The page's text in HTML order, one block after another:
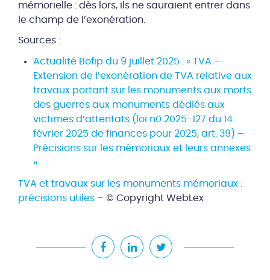
mémorielle : dès lors, ils ne sauraient entrer dans
le champ de l’exonération.
Sources :
Actualité Bofip du 9 juillet 2025 : « TVA –
Extension de l’exonération de TVA relative aux
travaux portant sur les monuments aux morts
des guerres aux monuments dédiés aux
victimes d’attentats (loi n0 2025-127 du 14
février 2025 de finances pour 2025, art. 39) –
Précisions sur les mémoriaux et leurs annexes
»
TVA et travaux sur les monuments mémoriaux :
précisions utiles – © Copyright WebLex